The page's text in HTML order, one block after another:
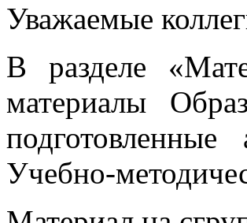
Уважаемые
В разделе
материалы
Учебно-